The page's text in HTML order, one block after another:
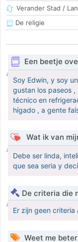
Verander Stad /
De religie
Een beetje
Soy Edwin, y soy
gustan los paseos
técnico en
hígado , a gente
Wat ik van
Debe ser linda,
que sea seria y
De criteria die
Er zijn geen criteria
Weet me beter